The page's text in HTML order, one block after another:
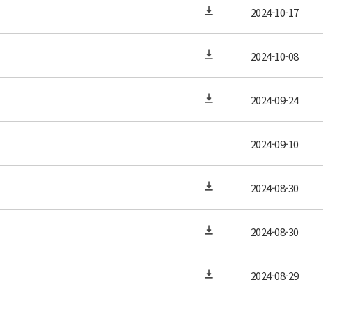
2024-10-17
2024-10-08
2024-09-24
2024-09-10
2024-08-30
2024-08-30
2024-08-29